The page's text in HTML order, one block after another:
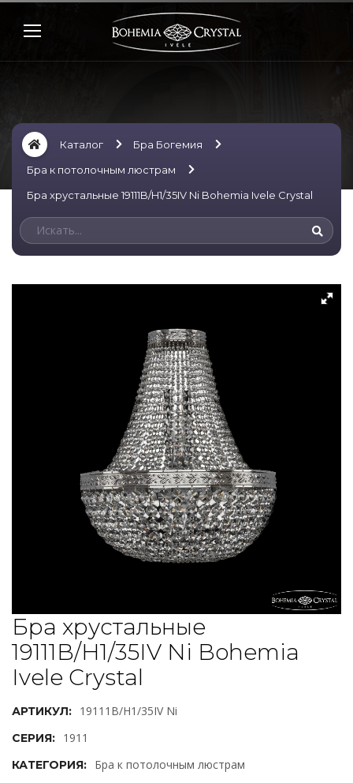
Каталог
Бра Богемия
Бра к потолочным люстрам
Бра хрустальные 19111B/H1/35IV Ni Bohemia Ivele Crystal
Бра хрустальные
19111B/H1/35IV Ni Bohemia
Ivele Crystal
АРТИКУЛ: 19111B/H1/35IV Ni
СЕРИЯ: 1911
КАТЕГОРИЯ: Бра к потолочным люстрам